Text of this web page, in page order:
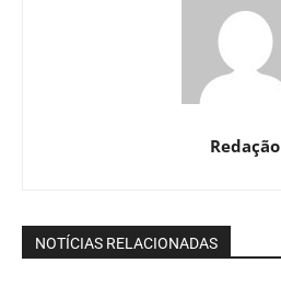
Redação
NOTÍCIAS RELACIONADAS